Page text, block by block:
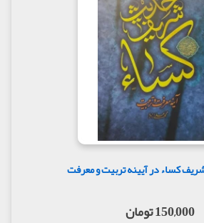
کساء در آیینه تربیت و معرفت
150,000 تومان